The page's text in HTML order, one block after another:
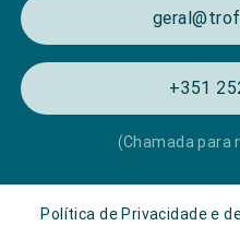
+351
(Chamada para
Política de Privacidade e